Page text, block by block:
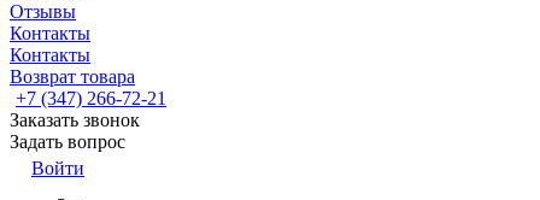
Отзывы
Контакты
Контакты
Возврат товара
+7 (347) 266-72-21
Заказать звонок
Задать вопрос
Войти